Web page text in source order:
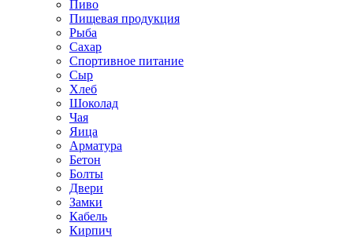
Пиво
Пищевая продукция
Рыба
Сахар
Спортивное питание
Сыр
Хлеб
Шоколад
Чая
Яица
Арматура
Бетон
Болты
Двери
Замки
Кабель
Кирпич